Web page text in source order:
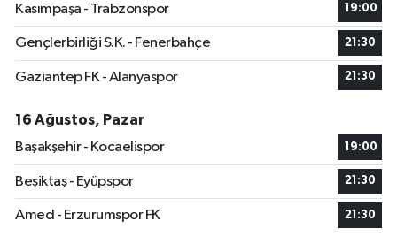
Kasımpaşa - Trabzonspor 19:00
Gençlerbirliği S.K. - Fenerbahçe 21:30
Gaziantep FK - Alanyaspor 21:30
16 Ağustos, Pazar
Başakşehir - Kocaelispor
19:00
Beşiktaş - Eyüpspor 21:30
Amed - Erzurumspor FK 21:30